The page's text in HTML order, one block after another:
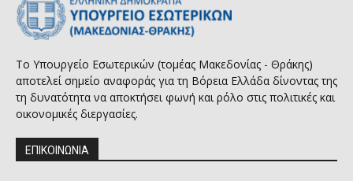
Το Υπουργείο Εσωτερικών (τομέας Μακεδονίας - Θράκης)
αποτελεί σημείο αναφοράς για τη Βόρεια Ελλάδα δίνοντας της
τη δυνατότητα να αποκτήσει φωνή και ρόλο στις πολιτικές και
οικονομικές διεργασίες.
ΕΠΙΚΟΙΝΩΝΙΑ